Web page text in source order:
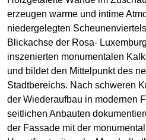
erzeugen warme und intime
niedergelegten
Blickachse der Rosa-
inszenierten monumentalen
und bildet den Mittelpunkt des
Stadtbereichs. Nach schweren
der Wiederaufbau in modernen
seitlichen Anbauten
der Fassade mit der